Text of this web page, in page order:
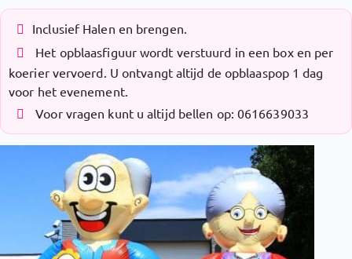
Inclusief Halen en brengen.
Het opblaasfiguur wordt verstuurd in een box en per
koerier vervoerd. U ontvangt altijd de opblaaspop 1 dag
voor het evenement.
Voor vragen kunt u altijd bellen op: 0616639033